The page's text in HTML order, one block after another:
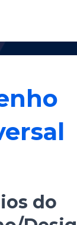
do